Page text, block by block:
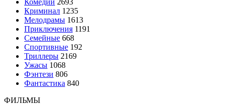
Криминал 1235
Мелодрамы 1613
Приключения 1191
Семейные 668
Спортивные 192
Триллеры 2169
Ужасы 1068
Фэнтези 806
Фантастика 840
ФИЛЬМЫ